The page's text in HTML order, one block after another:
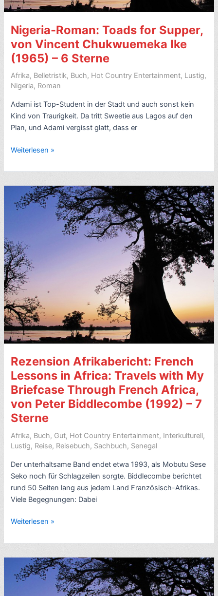
for
Today:
Her
Mission
was
to
Save
von
Haddock
bzw.
Sterne
Nigeria-Roman: Toads for Supper,
von Vincent Chukwuemeka Ike
(1965) – 6 Sterne
Afrika, Belletristik, Buch, Hot Country Entertainment, Lustig,
Nigeria, Roman
Adami ist Top-Student in der Stadt und auch sonst kein
Kind von Traurigkeit. Da tritt Sweetie aus Lagos auf den
Plan, und Adami vergisst glatt, dass er
Nigeria-
Toads
for
Supper,
von
Ike
(1965)
–
6
Sterne
Weiterlesen »
Rezension Afrikabericht: French
Lessons in Africa: Travels with My
Briefcase Through French Africa,
von Peter Biddlecombe (1992) – 7
Sterne
Afrika, Buch, Gut, Hot Country Entertainment, Interkulturell,
Lustig, Reise, Reisebuch, Sachbuch, Senegal
Der unterhaltsame Band endet etwa 1993, als Mobutu Sese
Seko noch für Schlagzeilen sorgte. Biddlecombe berichtet
rund 50 Seiten lang aus jedem Land Französisch-Afrikas.
Viele Begegnungen: Dabei
Rezension
French
Lessons
Africa:
Weiterlesen »